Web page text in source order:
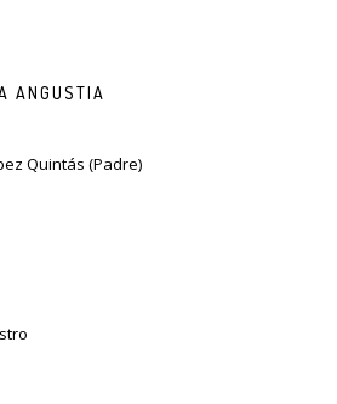
ANGUSTIA
Quintás (Padre)